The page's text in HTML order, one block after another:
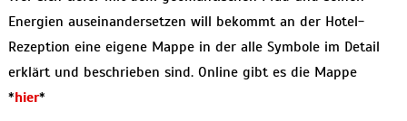
Energien auseinandersetzen will bekommt an der Hotel-
Rezeption eine eigene Mappe in der alle Symbole im Detail
erklärt und beschrieben sind. Online gibt es die Mappe
*hier*